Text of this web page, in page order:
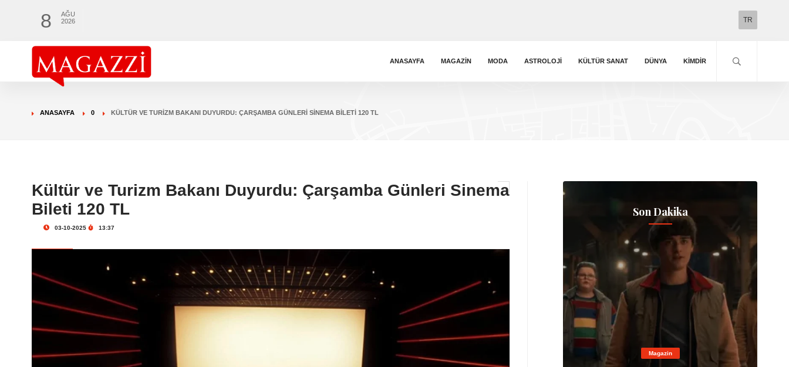
8
AĞU
2026
TR
ANASAYFA MAGAZIN MODA ASTROLOJI KÜLTÜR SANAT DÜNYA KIMDIR
ANASAYFA 0 KÜLTÜR VE TURIZM BAKANI DUYURDU: ÇARŞAMBA GÜNLERI SINEMA BILETI 120 TL
Kültür ve Turizm Bakanı Duyurdu: Çarşamba Günleri Sinema
Bileti 120 TL
03-10-2025 13:37
Son Dakika
Magazin